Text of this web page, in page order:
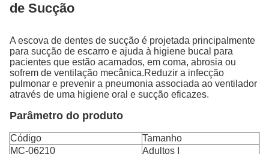
de Sucção
A escova de dentes de sucção é projetada principalmente
para sucção de escarro e ajuda à higiene bucal para
pacientes que estão acamados, em coma, abrosia ou
sofrem de ventilação mecânica.Reduzir a infecção
pulmonar e prevenir a pneumonia associada ao ventilador
através de uma higiene oral e sucção eficazes.
Parâmetro do produto
Código
Tamanho
MC-06210
Adultos I